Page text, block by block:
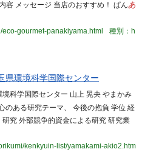
容 メッセージ 当店のおすすめ！ ぱんあ
gourmet-panakiyama.html
種別：h
県環境科学国際センター
境科学国際センター 山上 晃央 やまかみ
のある研究テーマ、 今後の抱負 学位 経
究 外部競争的資金による研究 研究業
kenkyuin-list/yamakami-akio2.htm